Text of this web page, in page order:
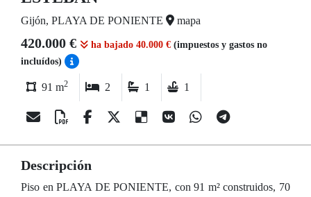
Gijón, PLAYA DE PONIENTE mapa
420.000 € ha bajado 40.000 € (impuestos y gastos no
incluídos)
91 m2 2 1 1
Descripción
Piso en PLAYA DE PONIENTE, con 91 m² construidos, 70